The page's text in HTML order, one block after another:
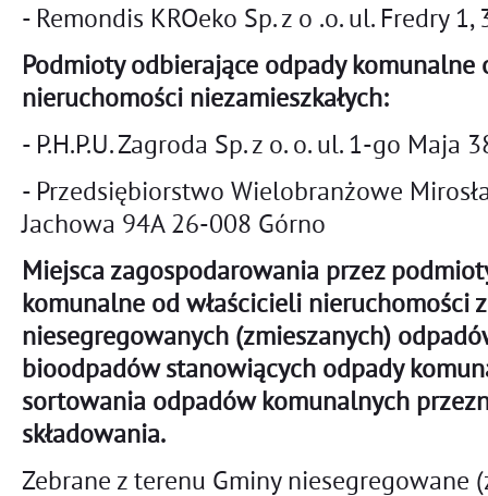
- Remondis KROeko Sp. z o .o. ul. Fredry
Podmioty odbierające odpady komunalne
nieruchomości niezamieszkałych:
- P.H.P.U. Zagroda Sp. z o. o. ul. 1-go Maja
- Przedsiębiorstwo Wielobranżowe
Jachowa 94A 26-008 Górno
Miejsca zagospodarowania przez
komunalne od właścicieli nieruchomości
niesegregowanych (zmieszanych)
bioodpadów stanowiących odpady
sortowania odpadów komunalnych
składowania.
Zebrane z terenu Gminy niesegregowane